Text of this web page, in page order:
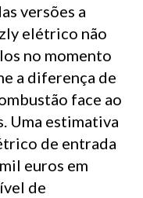
versões a
elétrico não
no momento
a diferença de
face ao
Uma estimativa
de entrada
euros em
de